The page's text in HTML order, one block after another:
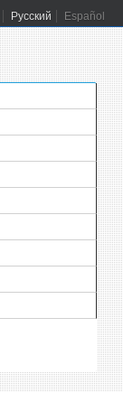
Русский Español